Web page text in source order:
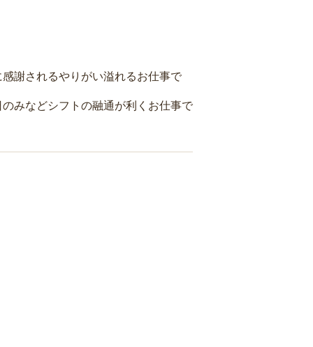
謝されるやりがい溢れるお仕事で
みなどシフトの融通が利くお仕事で